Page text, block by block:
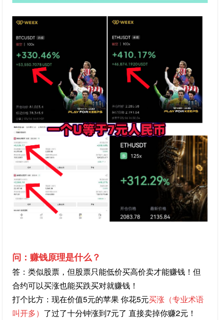
问：赚钱原理是什么？
答：类似股票，但股票只能低价买高价卖才能赚钱！但
合约可以买涨也能买跌买对就赚钱！
打个比方：现在价值5元的苹果 你花5元买涨（专业术语
叫开多） 了过了十分钟涨到7元了 直接卖掉你赚2元！